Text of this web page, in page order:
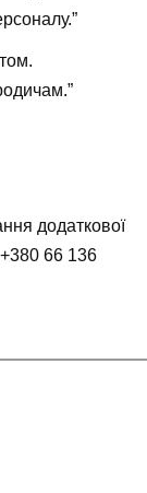
додаткової
+380 66 136